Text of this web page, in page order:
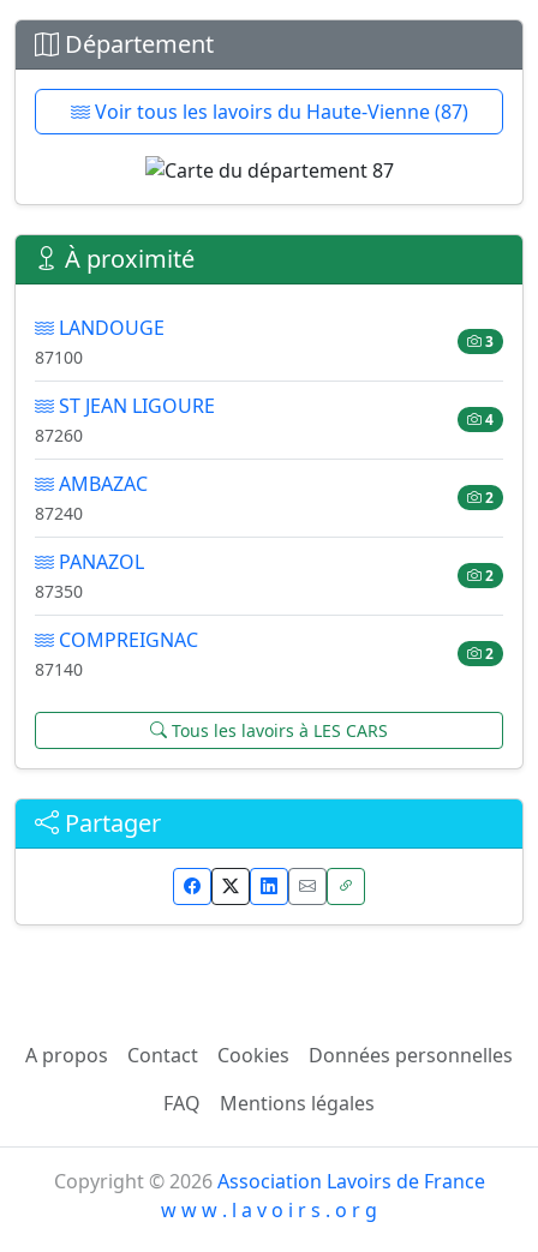
Département
Voir tous les lavoirs du Haute-Vienne (87)
À proximité
LANDOUGE
87100
3
ST JEAN LIGOURE
87260
4
AMBAZAC
87240
2
PANAZOL
87350
2
COMPREIGNAC
87140
2
Tous les lavoirs à LES CARS
Partager
A propos Contact Cookies
Données personnelles
FAQ
Mentions légales
Copyright © 2026Association Lavoirs de France
w w w . l a v o i r s . o r g